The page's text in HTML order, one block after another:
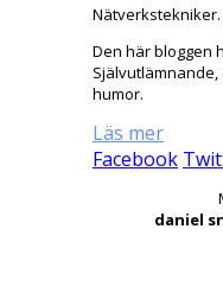
Den här bloggen
humor.
Läs mer
Facebook
daniel